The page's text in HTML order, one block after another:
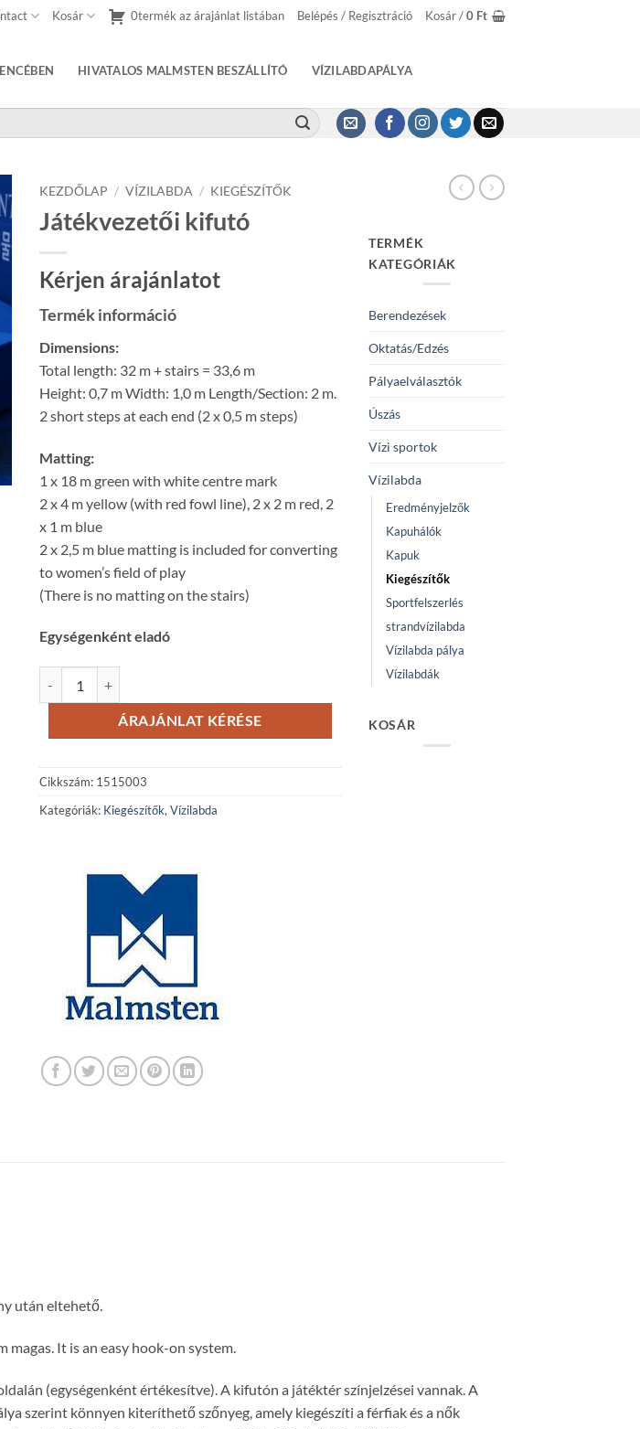
Kosár 0termék az árajánlat listában Belépés / Regisztráció Kosár /0 Ft
HIVATALOS MALMSTEN BESZÁLLÍTÓ VÍZILABDAPÁLYA
KEZDŐLAP / VÍZILABDA / KIEGÉSZÍTŐK
Játékvezetői kifutó
Kérjen árajánlatot
Termék információ
Dimensions:
Total length: 32 m + stairs = 33,6 m
Height: 0,7 m Width: 1,0 m Length/Section: 2 m.
2 short steps at each end (2 x 0,5 m steps)
Matting:
1 x 18 m green with white centre mark
2 x 4 m yellow (with red fowl line), 2 x 2 m red, 2
x 1 m blue
2 x 2,5 m blue matting is included for converting
to women’s field of play
(There is no matting on the stairs)
Egységenként eladó
ÁRAJÁNLAT KÉRÉSE
Cikkszám: 1515003
Kategóriák: Kiegészítők, Vízilabda
TERMÉK
KATEGÓRIÁK
Berendezések
Oktatás/Edzés
Pályaelválasztók
Úszás
Vízi sportok
Vízilabda
Eredményjelzők
Kapuhálók
Kapuk
Kiegészítők
Sportfelszerlés
strandvízilabda
Vízilabda pálya
Vízilabdák
KOSÁR
után eltehető.
magas. It is an easy hook-on system.
(egységenként értékesítve). A kifutón a játéktér színjelzései vannak. A
szerint könnyen kiteríthető szőnyeg, amely kiegészíti a férfiak és a nők